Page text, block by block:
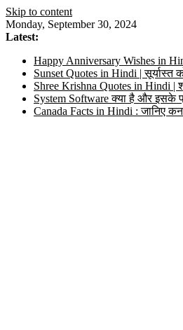
Skip to content
Monday, September 30, 2024
Latest:
Happy Anniversary Wishes in
Sunset Quotes in Hindi | सूर्यास्त
Shree Krishna Quotes in Hindi |
System Software क्या है और इसके
Canada Facts in Hindi : जानिए